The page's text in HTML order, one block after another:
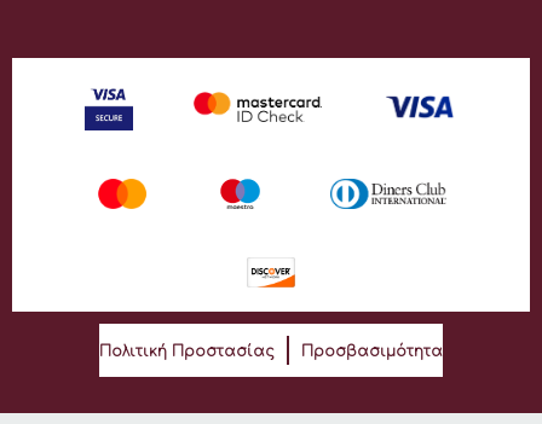
Πολιτική Προστασίας Προσβασιμότητα